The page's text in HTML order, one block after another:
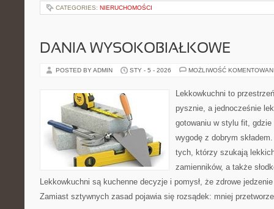
CATEGORIES: NIERUCHOMOŚCI
DANIA WYSOKOBIAŁKOWE
POSTED BY ADMIN STY - 5 - 2026 MOŻLIWOŚĆ
Lekkowkuchni to
pysznie, a jednocześnie
gotowaniu w stylu fit, gdzie
wygodę z dobrym
tych, którzy szukają
zamienników, a także
Lekkowkuchni są kuchenne decyzje i pomysł, że zdrowe
Zamiast sztywnych zasad pojawia się rozsądek: mniej